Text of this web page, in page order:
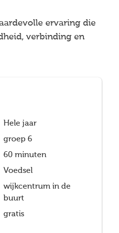
ervaring die
verbinding en
Hele jaar
groep 6
60 minuten
Voedsel
wijkcentrum in de
buurt
gratis